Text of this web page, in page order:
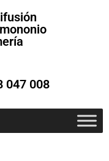
047 008